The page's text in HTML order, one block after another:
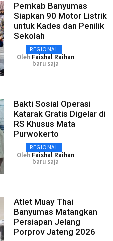
Pemkab Banyumas
Siapkan 90 Motor Listrik
untuk Kades dan Penilik
Sekolah
REGIONAL
Oleh Faishal Raihan
baru saja
Bakti Sosial Operasi
Katarak Gratis Digelar di
RS Khusus Mata
Purwokerto
REGIONAL
Oleh Faishal Raihan
baru saja
Atlet Muay Thai
Banyumas Matangkan
Persiapan Jelang
Porprov Jateng 2026